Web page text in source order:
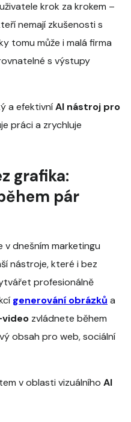
krok za krokem –
nemají zkušenosti s
tomu může i malá firma
s výstupy
a efektivníAI nástroj pro
práci a zrychluje
grafika:
pár
v dnešním marketingu
nástroje, které i bez
profesionálně
generování obrázků a
zvládnete během
obsah pro web, sociální
v oblasti vizuálního AI